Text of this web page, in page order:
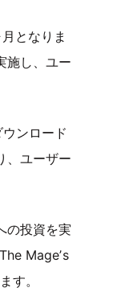
となりま
施し、ユー
ンロード
、ユーザー
の投資を実
Mageʼs
す。